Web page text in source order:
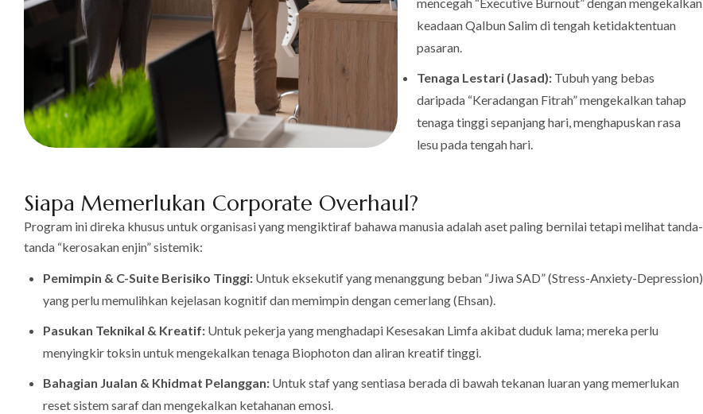
mencegah “Executive Burnout” dengan mengekalkan
keadaan Qalbun Salim di tengah ketidaktentuan
pasaran.
Tenaga Lestari (Jasad):Tubuh yang bebas
daripada “Keradangan Fitrah” mengekalkan tahap
tenaga tinggi sepanjang hari, menghapuskan rasa
lesu pada tengah hari.
Siapa Memerlukan Corporate Overhaul?
Program ini direka khusus untuk organisasi yang mengiktiraf bahawa manusia adalah aset paling bernilai tetapi melihat tanda-
tanda “kerosakan enjin” sistemik:
Pemimpin & C-Suite Berisiko Tinggi: Untuk eksekutif yang menanggung beban “Jiwa SAD” (Stress-Anxiety-Depression)
yang perlu memulihkan kejelasan kognitif dan memimpin dengan cemerlang (Ehsan).
Pasukan Teknikal & Kreatif: Untuk pekerja yang menghadapi Kesesakan Limfa akibat duduk lama; mereka perlu
menyingkir toksin untuk mengekalkan tenaga Biophoton dan aliran kreatif tinggi.
Bahagian Jualan & Khidmat Pelanggan: Untuk staf yang sentiasa berada di bawah tekanan luaran yang memerlukan
reset sistem saraf dan mengekalkan ketahanan emosi.